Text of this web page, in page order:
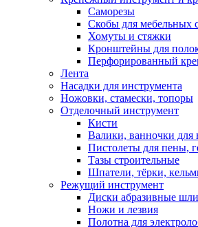
Саморезы
Скобы для мебельных
Хомуты и стяжки
Кронштейны для
Перфорированный
Лента
Насадки для инструмента
Ножовки, стамески, топоры
Отделочный инструмент
Кисти
Валики, ванночки для
Пистолеты для пены,
Тазы строительные
Шпатели, тёрки,
Режущий инструмент
Диски абразивные
Ножи и лезвия
Полотна для